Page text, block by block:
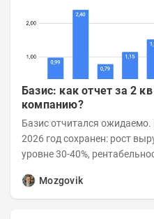
Базис: как отчет за 2
компанию?
Базис отчитался ожидаемо.
2026 год сохранен: рост выручки 2026 ожидается на
уровне 30-40%, рентабельность
Mozgovik